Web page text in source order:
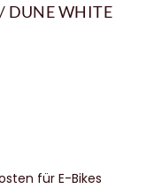
DUNE WHITE
für E-Bikes